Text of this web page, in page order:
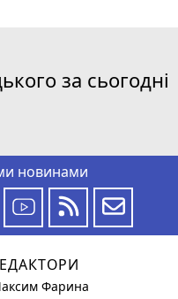
за сьогодні
новинами
Фарина